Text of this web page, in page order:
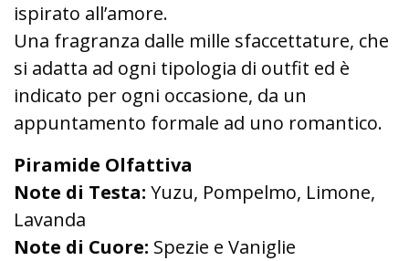
ispirato all’amore.
Una fragranza dalle mille sfaccettature, che
si adatta ad ogni tipologia di outfit ed è
indicato per ogni occasione, da un
appuntamento formale ad uno romantico.
Piramide Olfattiva
Note di Testa: Yuzu, Pompelmo, Limone,
Lavanda
Note di Cuore: Spezie e Vaniglie